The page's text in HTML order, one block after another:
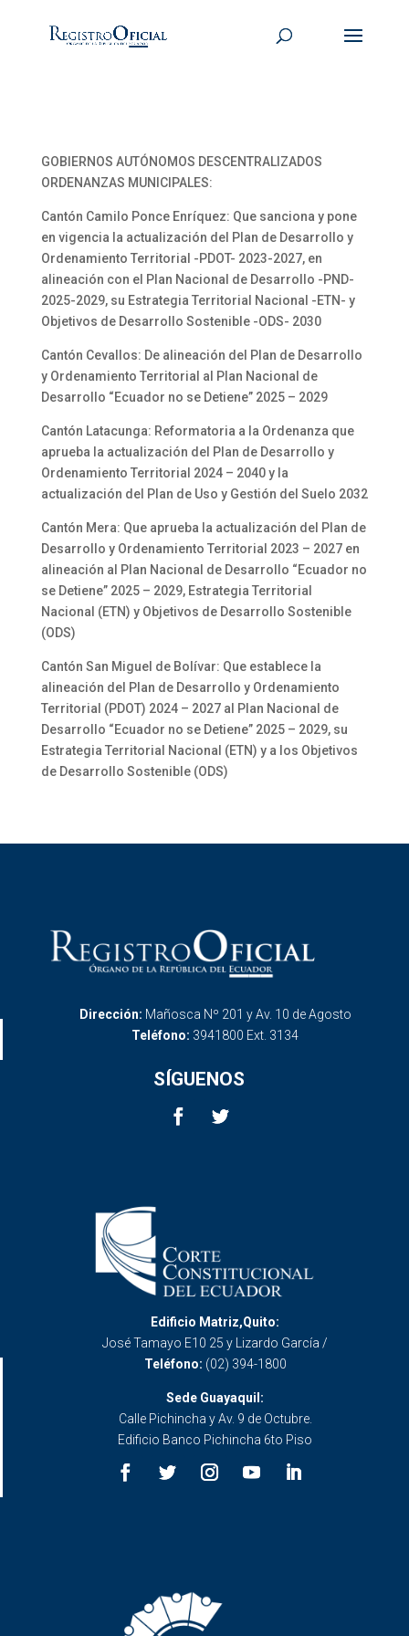
GOBIERNOS AUTÓNOMOS DESCENTRALIZADOS
ORDENANZAS MUNICIPALES:
Cantón Camilo Ponce Enríquez: Que sanciona y pone
en vigencia la actualización del Plan de Desarrollo y
Ordenamiento Territorial -PDOT- 2023-2027, en
alineación con el Plan Nacional de Desarrollo -PND-
2025-2029, su Estrategia Territorial Nacional -ETN- y
Objetivos de Desarrollo Sostenible -ODS- 2030
Cantón Cevallos: De alineación del Plan de Desarrollo
y Ordenamiento Territorial al Plan Nacional de
Desarrollo “Ecuador no se Detiene” 2025 – 2029
Cantón Latacunga: Reformatoria a la Ordenanza que
aprueba la actualización del Plan de Desarrollo y
Ordenamiento Territorial 2024 – 2040 y la
actualización del Plan de Uso y Gestión del Suelo 2032
Cantón Mera: Que aprueba la actualización del Plan de
Desarrollo y Ordenamiento Territorial 2023 – 2027 en
alineación al Plan Nacional de Desarrollo “Ecuador no
se Detiene” 2025 – 2029, Estrategia Territorial
Nacional (ETN) y Objetivos de Desarrollo Sostenible
(ODS)
Cantón San Miguel de Bolívar: Que establece la
alineación del Plan de Desarrollo y Ordenamiento
Territorial (PDOT) 2024 – 2027 al Plan Nacional de
Desarrollo “Ecuador no se Detiene” 2025 – 2029, su
Estrategia Territorial Nacional (ETN) y a los Objetivos
de Desarrollo Sostenible (ODS)
Dirección: Mañosca Nº 201 y Av. 10 de Agosto
Teléfono: 3941800 Ext. 3134
SÍGUENOS
Edificio Matriz,Quito:
José Tamayo E10 25 y Lizardo García /
Teléfono: (02) 394-1800
Sede Guayaquil:
Calle Pichincha y Av. 9 de Octubre.
Edificio Banco Pichincha 6to Piso